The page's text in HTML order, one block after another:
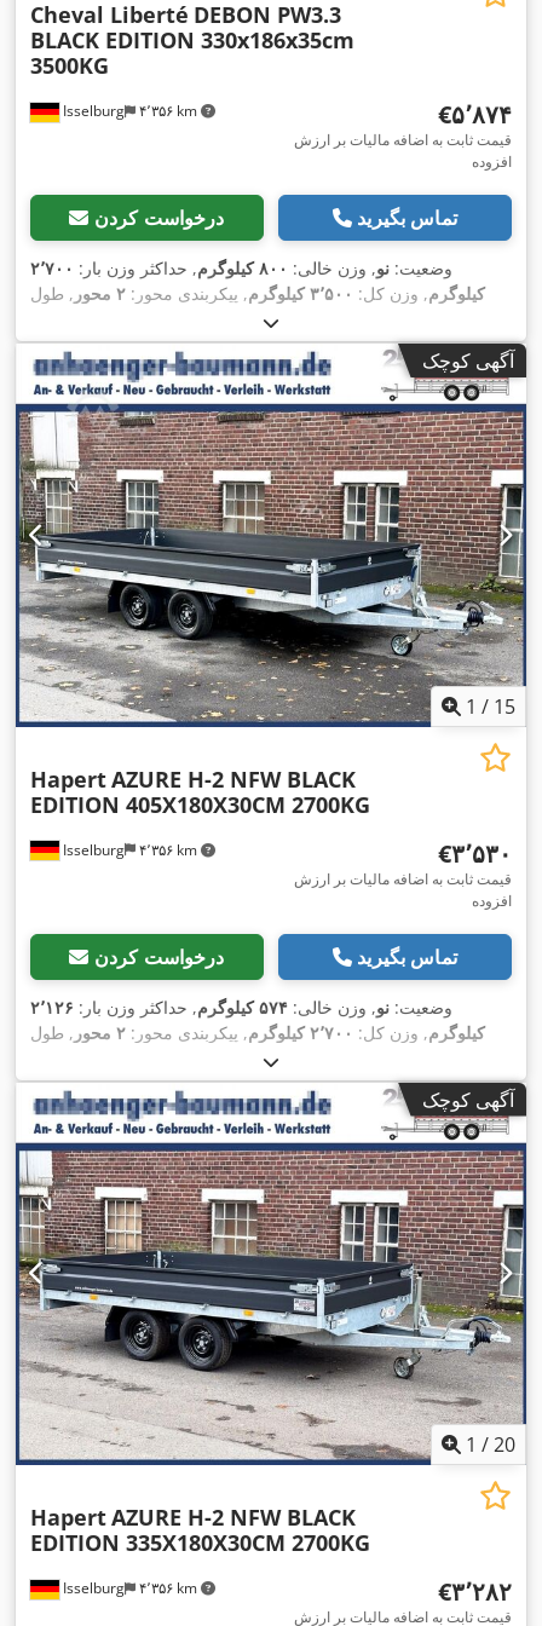
Isselburg ۴٬۳۵۶ km
Cheval Liberté DEBON PW3.3
BLACK EDITION 330x186x35cm
3500KG
‎€۵٬۸۷۴
قیمت ثابت به اضافه مالیات بر ارزش
افزوده
درخواست کردن تماس بگیرید
وضعیت: نو, وزن خالی: ۸۰۰ کیلوگرم , حداکثر وزن بار: ۲٬۷۰۰
کیلوگرم, وزن کل: ۳٬۵۰۰ کیلوگرم , پیکربندی محور: ۲ محور
, طول
میلی‌متر, ارتفاع فضای بارگیری:۳۵۰ میلی‌متر
, حجم فضای بارگیری:
۲٫۵ متر مکعب
, رنگ: سیاه, ارتفاع سازه:۱٬۶۳۰ میلی‌متر
, عرض کار:
۱٬۹۲۰ میلی‌متر,
آگهی کوچک
1 / 15
Isselburg ۴٬۳۵۶ km
HapertAZURE H-2 NFW BLACK
EDITION 405X180X30CM 2700KG
‎€۳٬۵۳۰
قیمت ثابت به اضافه مالیات بر ارزش
افزوده
درخواست کردن تماس بگیرید
وضعیت: نو, وزن خالی: ۵۷۴ کیلوگرم , حداکثر وزن بار: ۲٬۱۲۶
کیلوگرم, وزن کل: ۲٬۷۰۰ کیلوگرم , پیکربندی محور: ۲ محور
, طول
میلی‌متر, ارتفاع فضای بارگیری:۳۰۰ میلی‌متر
, حجم فضای بارگیری:
۲٫۲ متر مکعب
, رنگ: سیاه, ارتفاع سازه:۹۴۰ میلی‌متر
, عرض کار:
۱٬۸۶۰ میلی‌متر,
آگهی کوچک
1 /20
Isselburg ۴٬۳۵۶ km
HapertAZURE H-2 NFW BLACK
EDITION 335X180X30CM 2700KG
‎€۳٬۲۸۲
قیمت ثابت به اضافه مالیات بر ارزش